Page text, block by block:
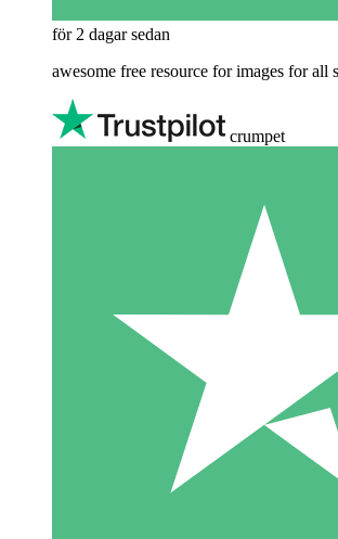
för 2 dagar sedan
awesome free resource for images for all
crumpet